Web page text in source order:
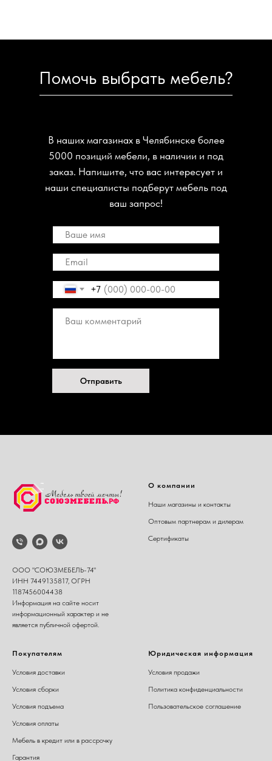
Помочь выбрать мебель?
+7
Отправить
В наших магазинах в Челябинске более
5000 позиций мебели, в наличии и под
заказ. Напишите, что вас интересует и
наши специалисты подберут мебель под
ваш запрос!
ООО "СОЮЗМЕБЕЛЬ-74"
ИНН 7449135817, ОГРН
1187456004438
Информация на сайте носит
информационный характер и не
является публичной офертой.
О компании
Наши магазины и контакты
Оптовым партнерам и дилерам
Сертификаты
Покупателям
Условия доставки
Условия сборки
Условия подъема
Условия оплаты
Мебель в кредит или в рассрочку
Гарантия
Юридическая информация
Условия продажи
Политика конфиденциальности
Пользовательское соглашение